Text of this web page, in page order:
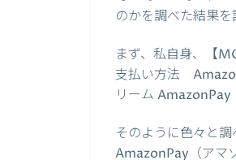
のかを調べた結果を
まず、私自身、【
支払い方法
リーム
そのように色々と
AmazonPay（アマ